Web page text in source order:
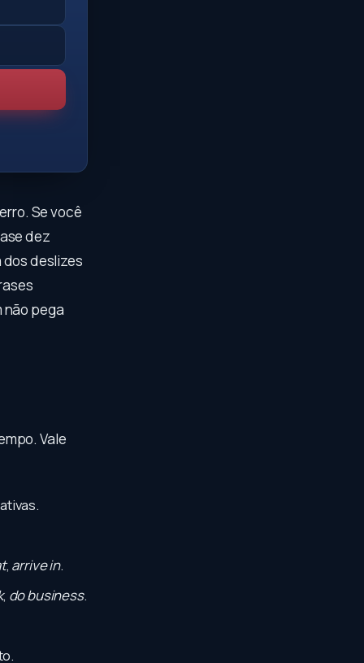
Se você
dez
dos deslizes
não pega
Vale
, arrive in.
, do business.